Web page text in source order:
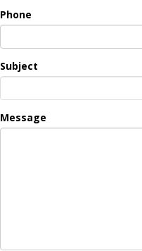
Phone
Subject
Message